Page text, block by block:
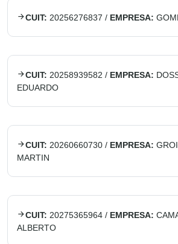
CUIT: 20256276837 / EMPRESA:
CUIT: 20258939582 / EMPRESA:
EDUARDO
CUIT: 20260660730 / EMPRESA:
MARTIN
CUIT: 20275365964 / EMPRESA:
ALBERTO